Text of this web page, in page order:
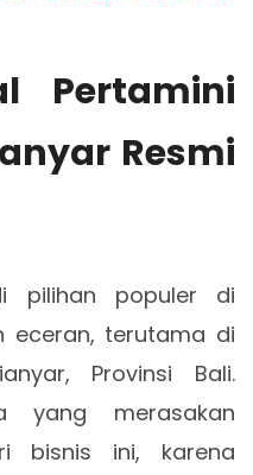
Pertamini
Resmi
pilihan populer di
eceran, terutama di
Provinsi Bali.
yang merasakan
bisnis ini, karena